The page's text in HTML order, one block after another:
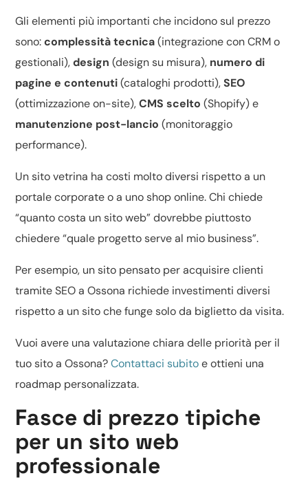
Gli elementi più importanti che incidono sul prezzo
sono:complessità tecnica(integrazione con CRM o
gestionali),design (design su misura), numero di
pagine e contenuti(cataloghi prodotti),SEO
(ottimizzazione on-site),CMS scelto (Shopify) e
manutenzione post-lancio (monitoraggio
performance).
Un sito vetrina ha costi molto diversi rispetto a un
portale corporate o a uno shop online. Chi chiede
“quanto costa un sito web” dovrebbe piuttosto
chiedere “quale progetto serve al mio business”.
Per esempio, un sito pensato per acquisire clienti
tramite SEO a Ossona richiede investimenti diversi
rispetto a un sito che funge solo da biglietto da visita.
Vuoi avere una valutazione chiara delle priorità per il
tuo sito a Ossona?Contattaci subitoe ottieni una
roadmap personalizzata.
Fasce di prezzo tipiche
per un sito web
professionale